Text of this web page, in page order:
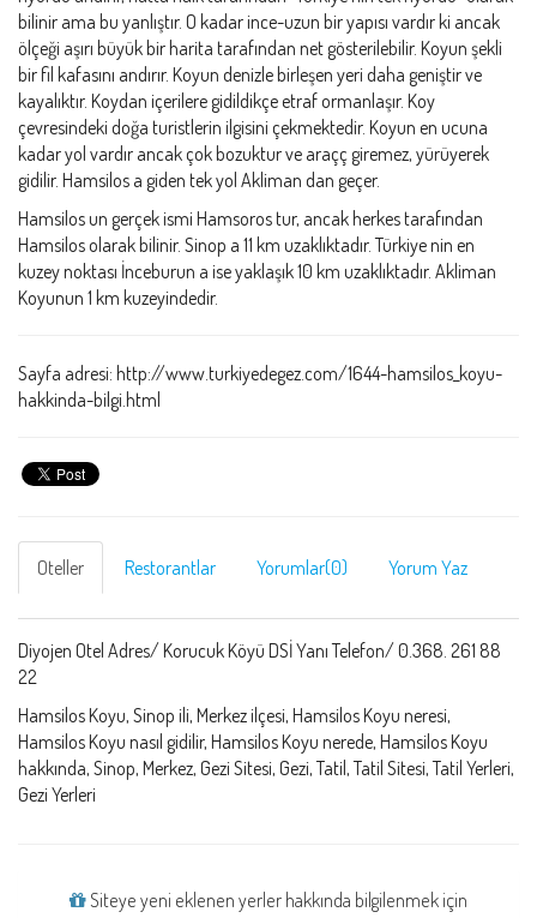
bilinir ama bu yanlıştır. O kadar ince-uzun bir yapısı vardır ki ancak
ölçeği aşırı büyük bir harita tarafından net gösterilebilir. Koyun şekli
bir fil kafasını andırır. Koyun denizle birleşen yeri daha geniştir ve
kayalıktır. Koydan içerilere gidildikçe etraf ormanlaşır. Koy
çevresindeki doğa turistlerin ilgisini çekmektedir. Koyun en ucuna
kadar yol vardır ancak çok bozuktur ve araçç giremez, yürüyerek
gidilir. Hamsilos a giden tek yol Akliman dan geçer.
Hamsilos un gerçek ismi Hamsoros tur, ancak herkes tarafından
Hamsilos olarak bilinir. Sinop a 11 km uzaklıktadır. Türkiye nin en
kuzey noktası İnceburun a ise yaklaşık 10 km uzaklıktadır. Akliman
Koyunun 1 km kuzeyindedir.
Sayfa adresi: http://www.turkiyedegez.com/1644-hamsilos_koyu-
hakkinda-bilgi.html
Oteller Restorantlar Yorumlar(0) Yorum Yaz
Diyojen Otel Adres/ Korucuk Köyü DSİ Yanı Telefon/ 0.368. 261 88
22
Hamsilos Koyu, Sinop ili, Merkez ilçesi, Hamsilos Koyu neresi,
Hamsilos Koyu nasıl gidilir, Hamsilos Koyu nerede, Hamsilos Koyu
hakkında, Sinop, Merkez, Gezi Sitesi, Gezi, Tatil, Tatil Sitesi, Tatil Yerleri,
Gezi Yerleri
Siteye yeni eklenen yerler hakkında bilgilenmek için